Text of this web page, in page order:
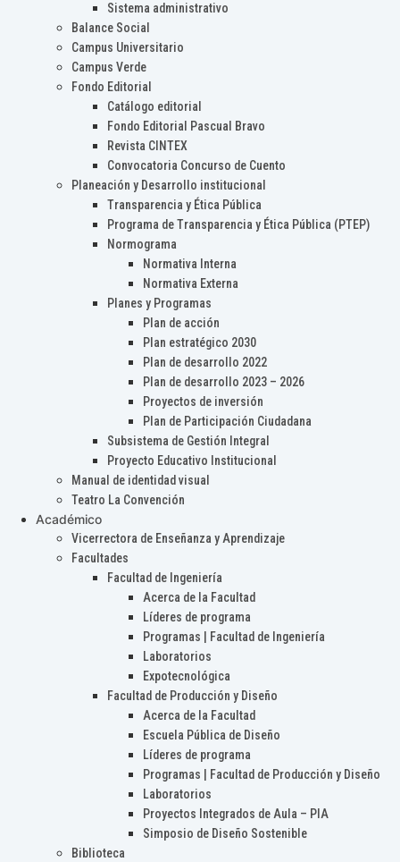
Sistema administrativo
Balance Social
Campus Universitario
Campus Verde
Fondo Editorial
Catálogo editorial
Fondo Editorial Pascual Bravo
Revista CINTEX
Convocatoria Concurso de Cuento
Planeación y Desarrollo institucional
Transparencia y Ética Pública
Programa de Transparencia y Ética Pública (PTEP)
Normograma
Normativa Interna
Normativa Externa
Planes y Programas
Plan de acción
Plan estratégico 2030
Plan de desarrollo 2022
Plan de desarrollo 2023 – 2026
Proyectos de inversión
Plan de Participación Ciudadana
Subsistema de Gestión Integral
Proyecto Educativo Institucional
Manual de identidad visual
Teatro La Convención
Académico
Vicerrectora de Enseñanza y Aprendizaje
Facultades
Facultad de Ingeniería
Acerca de la Facultad
Líderes de programa
Programas | Facultad de Ingeniería
Laboratorios
Expotecnológica
Facultad de Producción y Diseño
Acerca de la Facultad
Escuela Pública de Diseño
Líderes de programa
Programas | Facultad de Producción y Diseño
Laboratorios
Proyectos Integrados de Aula – PIA
Simposio de Diseño Sostenible
Biblioteca